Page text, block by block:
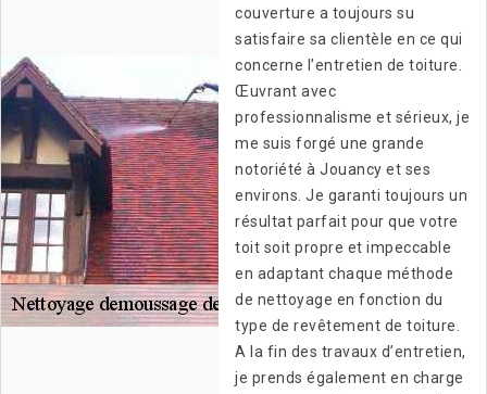
couverture a toujours su
satisfaire sa clientèle en ce qui
concerne l’entretien de toiture.
Œuvrant avec
professionnalisme et sérieux, je
me suis forgé une grande
notoriété à Jouancy et ses
environs. Je garanti toujours un
résultat parfait pour que votre
toit soit propre et impeccable
en adaptant chaque méthode
de nettoyage en fonction du
type de revêtement de toiture.
A la fin des travaux d’entretien,
je prends également en charge